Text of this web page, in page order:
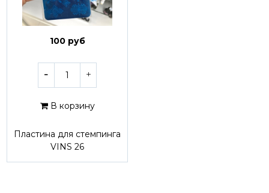
100 руб
В корзину
Пластина для стемпинга
VINS 26